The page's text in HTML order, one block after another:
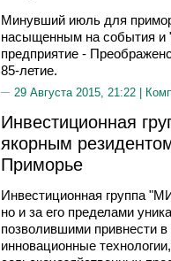
Минувший июль для
насыщенным на события и
предприятие -
85-летие.
29 Августа 2015, 21:22 |
Инвестиционная
якорным
Приморье
Инвестиционная группа
но и за его пределами
позволившими привнести
инновационные